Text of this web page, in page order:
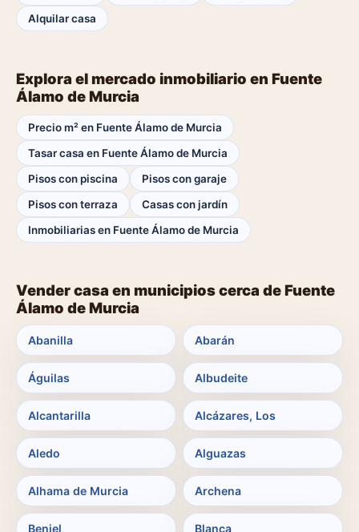
Alquilar casa
Explora el mercado inmobiliario en Fuente
Álamo de Murcia
Precio m² en Fuente Álamo de Murcia
Tasar casa en Fuente Álamo de Murcia
Pisos con piscina
Pisos con garaje
Pisos con terraza
Casas con jardín
Inmobiliarias en Fuente Álamo de Murcia
Vender casa en municipios cerca de Fuente
Álamo de Murcia
Abanilla Abarán
Águilas Albudeite
Alcantarilla Alcázares, Los
Aledo Alguazas
Alhama de Murcia Archena
Beniel Blanca